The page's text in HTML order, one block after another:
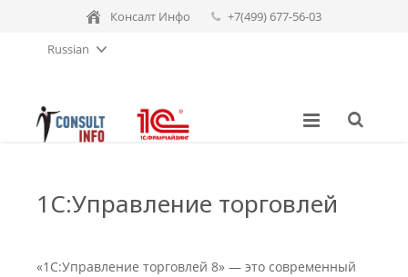
Консалт Инфо
+7(499) 677-56-03
Russian
1С:Управление торговлей
«1С:Управление торговлей 8» — это современный